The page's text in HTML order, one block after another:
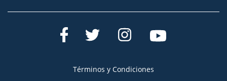
Términos y Condiciones